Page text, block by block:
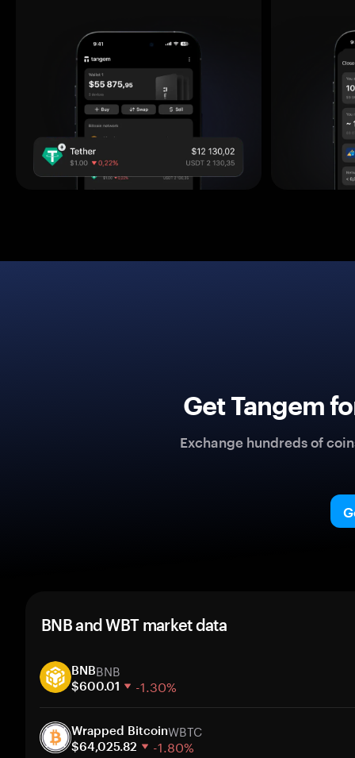
Get Tangem
Exchange hundreds of
BNB and WBT market data
BNBBNB
$600.01 -1.30%
30 days
Market cap
Wrapped BitcoinWBTC
$64,025.82 -1.80%